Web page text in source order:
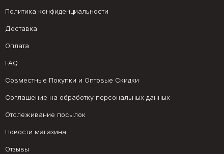
Политика конфиденциальности
Доставка
Оплата
FAQ
Совместные Покупки и Оптовые Скидки
Соглашение на обработку персональных данных
Отслеживание посылок
Новости магазина
Отзывы